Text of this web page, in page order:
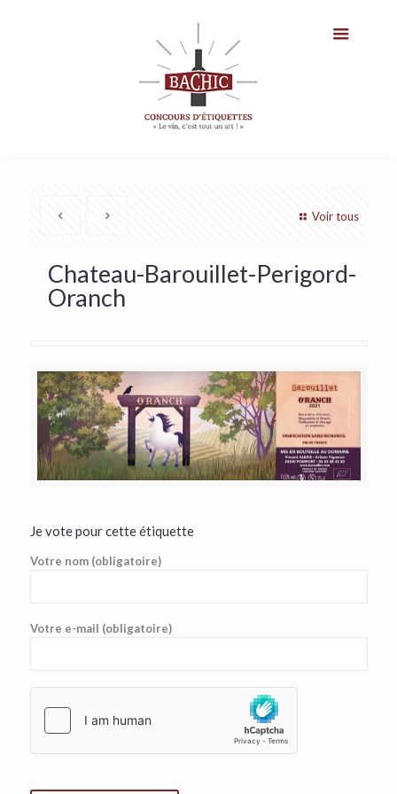
Voir tous
Chateau-Barouillet-Perigord-
Oranch
Je vote pour cette étiquette
Votre nom (obligatoire)
Votre e-mail (obligatoire)